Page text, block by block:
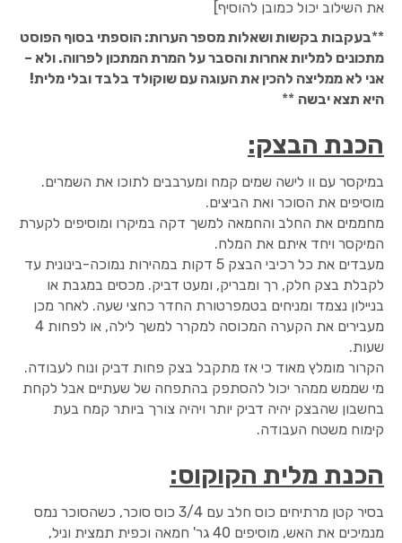
את השילוב יכול כמובן להוסיף]
**בעקבות בקשות ושאלות מספר הערות: הוספתי בסוף הפוסט
מתכונים למליות אחרות והסבר על המרת המתכון לפרווה. ולא –
אני לא ממליצה להכין את העוגה עם שוקולד בלבד ובלי מלית!
היא תצא יבשה **
הכנת הבצק:
במיקסר עם וו לישה שמים קמח ומערבבים לתוכו את השמרים.
מוסיפים את הסוכר ואת הביצים.
מחממים את החלב והחמאה למשך דקה במיקרו ומוסיפים לקערת
המיקסר ויחד איתם את המלח.
מעבדים את כל רכיבי הבצק 5 דקות במהירות נמוכה-בינונית עד
לקבלת בצק חלק, רך ומבריק, ומעט דביק. מכסים במגבת או
בניילון נצמד ומניחים בטמפרטורת החדר כחצי שעה. לאחר מכן
מעבירים את הקערה המכוסה למקרר למשך לילה, או לפחות 4
שעות.
הקרור מומלץ מאוד כי אז מתקבל בצק פחות דביק ונוח לעבודה.
מי שממש ממהר יכול להסתפק בהתפחה של שעתיים אבל לקחת
בחשבון שהבצק יהיה דביק יותר ויהיה צורך ביותר קמח בעת
קימוח משטח העבודה.
הכנת מלית הקוקוס:
בסיר קטן מרתיחים כוס חלב עם 3/4 כוס סוכר, כשהסוכר נמס
מנמיכים את האש, מוסיפים 40 גר' חמאה וכפית תמצית וניל,